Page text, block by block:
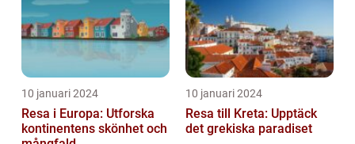
10 januari 2024
Resa i Europa: Utforska
kontinentens skönhet och
10 januari 2024
Resa till Kreta: Upptäck
det grekiska paradiset